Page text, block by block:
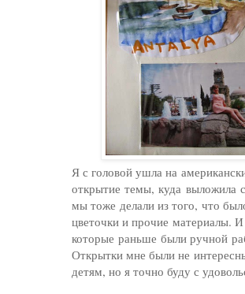
Я с головой ушла на
открытие темы, куда выложила
мы тоже делали из того, что
цветочки и прочие материалы.
которые раньше были ручной
Открытки мне были не
детям, но я точно буду с